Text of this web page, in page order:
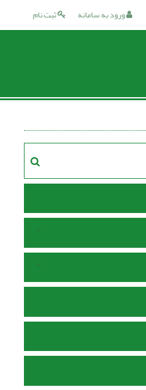
ثبت نام ورود به سامانه